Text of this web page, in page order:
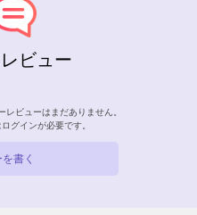
ビュー
レビューはまだありません。
ログインが必要です。
書く